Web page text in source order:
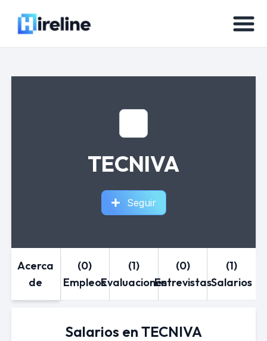
TECNIVA
Seguir
Acerca
de
(0)
Empleos
(1)
Evaluaciones
(0)
Entrevistas
(1)
Salarios
Salarios en TECNIVA